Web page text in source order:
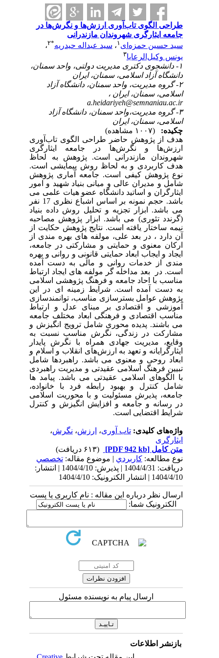
طراحی الگوی تاب‌آوری ارزش‌ها و نگرش‌ها در
جامعه ایثارگری شهروندان مازندرانی
سید حسین حمزه‌ای۱ ،سید عبداله حیدریه ۲،
یونس وکیل‌الرعایا۳
۱- دانشجوی دکتری مدیریت دولتی، واحد سمنان،
دانشگاه آزاد اسلامی، سمنان، ایران
۲- گروه مدیریت، واحد سمنان، دانشگاه آزاد
اسلامی، سمنان، ایران ،
a.heidariyeh@semnaniau.ac.ir
۳- گروه مدیریت،واحد سمنان، دانشگاه آزاد
اسلامی، سمنان، ایران
چکیده:
هدف از پژوهش حاضر طراحی الگوی تاب‌آوری
ارزش‌ها و نگرش‌ها در جامعه ایثارگری
شهروندان مازندرانی است. پژوهش به لحاظ
هدف کاربردی و به لحاظ روش پیمایشی است.
نوع پژوهش کیفی است. جامعه آماری پژوهش
شامل و مدیران عالی و میانی بنیاد شهید و امور
ایثارگران و اساتید دانشگاه عضو هیات علمی می
باشد. حجم نمونه بر اساس اشباع نظری 17 نفر
می باشد. ابزار تجزیه و تحلیل روش داده بنیاد
(گرندد تئوری) می باشد. ابزار پژوهش مصاحبه
نیمه ساختار یافته است. نتایج پژوهش حکایت از
آن دارد ، در بعد علی، مولفه های بهره مندی از
ارکان معنوی و حمایتی و مشارکتی در جامعه،
ایجاد و ایجاب ابعاد حمایتی قانونی و روانی و بهره
مندی از خدمات روانی و مالی به دست آمده
است. در بعد مداخله گر مولفه های ایجاد ارتباط
مناسب با احاد جامعه و فرهنگ پژوهشی اسلامی
به دست آمده است. شرایط زمینه ای در این
پژوهش عوامل بسترسازی مناسب، توانمندسازی
آموزشی و اقتصادی بر مبنای عدل و ارتباط
مناسب اقتصادی و فرهنگی ابعاد مختلف جامعه
می باشند. پدیده محوری شامل ترویج انگیزش و
مشارکت در زندگی، نگرش مناسب نسبت به
وقایع، مدیریت جهادی همراه با نگرش پایدار
ایثارگرایانه و تعهد به ارزش‌های انقلاب و اسلام و
ابعاد روحی و معنوی می باشد. راهبردها شامل
تبیین فرهنگ اسلامی عقیدتی و مدیریت راهبردی
با الگوهای اسلامی عقیدتی می باشد. پیامد ها
شامل کنترل و بهبود رابطه فرد با خانواده،
جامعه، پذیرش مسئولیت و با محوریت اسلامی
در رسانه و جامعه و افزایش انگیزش و کنترل
شرایط اقتضایی است.
واژه‌های کلیدی:تاب آوری،ارزش،نگرش،
ایثارگری
متن کامل[PDF 942 kb]
نوع مطالعه:كاربردي| موضوع مقاله:تخصصي
دریافت: 1404/4/31 | پذیرش: 1404/4/10 | انتشار:
1404/4/10 | انتشار الکترونیک: 1404/4/10
ارسال نظر درباره این مقاله : نام کاربری یا پست
الکترونیک شما:
ارسال پیام به نویسنده مسئول
بازنشر اطلاعات